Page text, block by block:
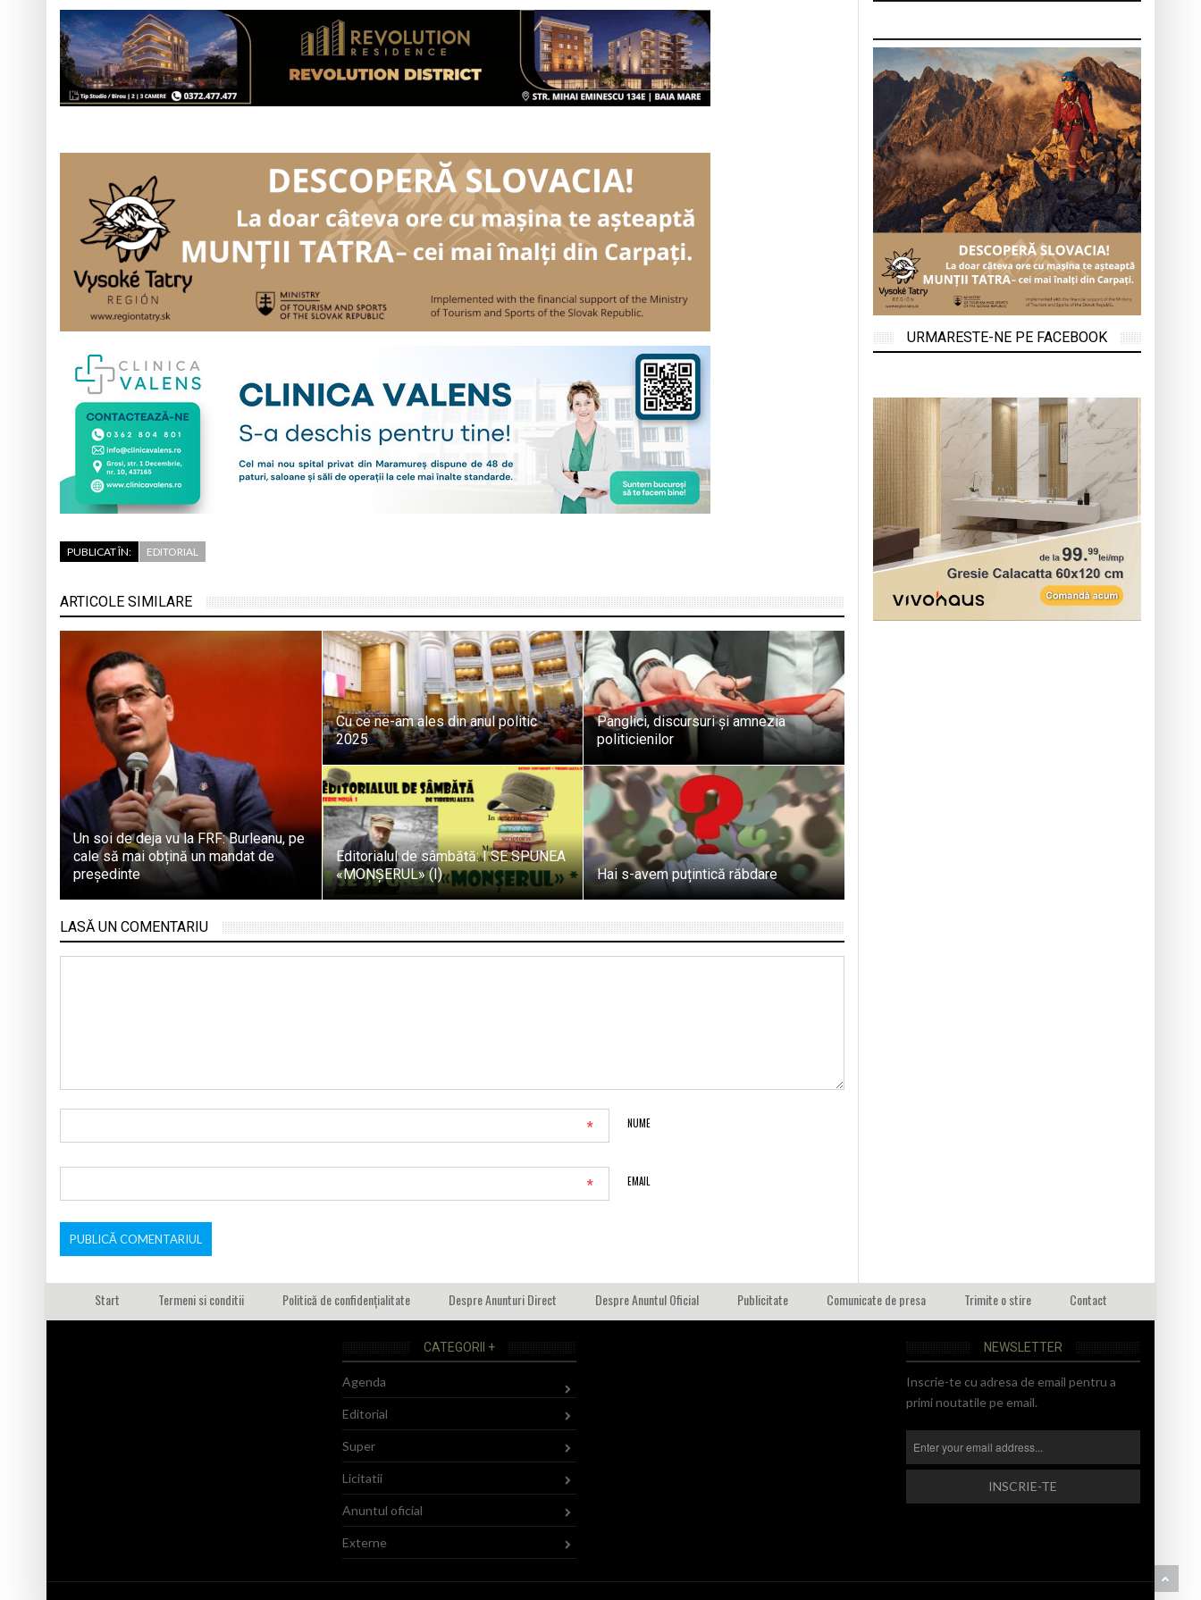
PUBLICAT ÎN: EDITORIAL
ARTICOLE SIMILARE
Un soi de deja vu la FRF: Burleanu, pe
cale să mai obțină un mandat de
președinte
Cu ce ne-am ales din anul politic
2025
Panglici, discursuri și amnezia
politicienilor
Editorialul de sâmbătă: I SE SPUNEA
«MONȘERUL» (I)
Hai s-avem puțintică răbdare
LASĂ UN COMENTARIU
NUME
*
EMAIL
*
URMARESTE-NE PE FACEBOOK
Start Termeni si conditii Politică de confidențialitate Despre Anunturi Direct Despre Anuntul Oficial Publicitate Comunicate de presa Trimite o stire Contact
CATEGORII +
Agenda
Editorial
Super
Licitatii
Anuntul oficial
Externe
NEWSLETTER
Inscrie-te cu adresa de email pentru a
primi noutatile pe email.